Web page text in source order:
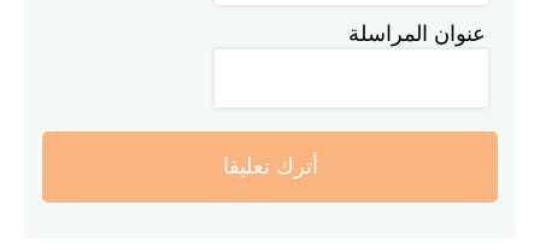
عنوان المراسلة
أترك تعليقا